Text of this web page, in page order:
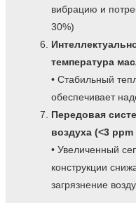
вибрацию и
30%)
температура
• Стабильный
обеспечивает
Передовая
воздуха (<3
• Увеличенный
конструкции
загрязнение